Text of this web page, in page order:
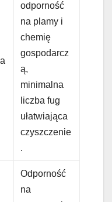
odporność
na plamy i
chemię
gospodarcz
ą,
minimalna
liczba fug
ułatwiająca
czyszczenie
.
Odporność
na